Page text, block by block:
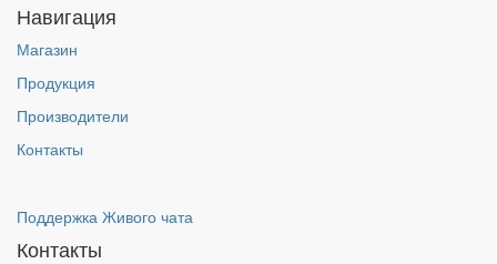
Навигация
Магазин
Продукция
Производители
Контакты
Поддержка Живого чата
Контакты